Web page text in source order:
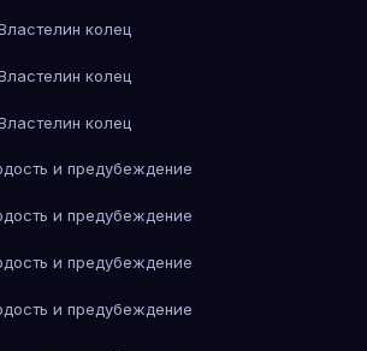
колец
колец
колец
и предубеждение
и предубеждение
и предубеждение
и предубеждение